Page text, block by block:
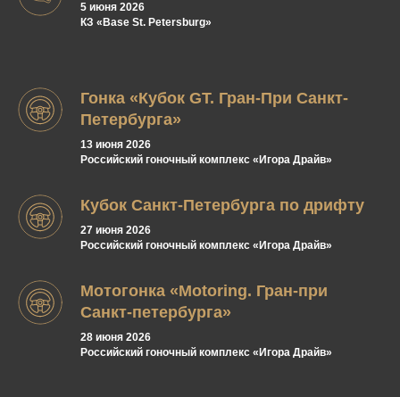
5 июня 2026
КЗ «Base St. Petersburg»
Гонка «Кубок GT. Гран-При Санкт-
Петербурга»
13 июня 2026
Российский гоночный комплекс «Игора Драйв»
Кубок Санкт-Петербурга по дрифту
27 июня 2026
Российский гоночный комплекс «Игора Драйв»
Мотогонка «Motoring. Гран-при
Санкт-петербурга»
28 июня 2026
Российский гоночный комплекс «Игора Драйв»